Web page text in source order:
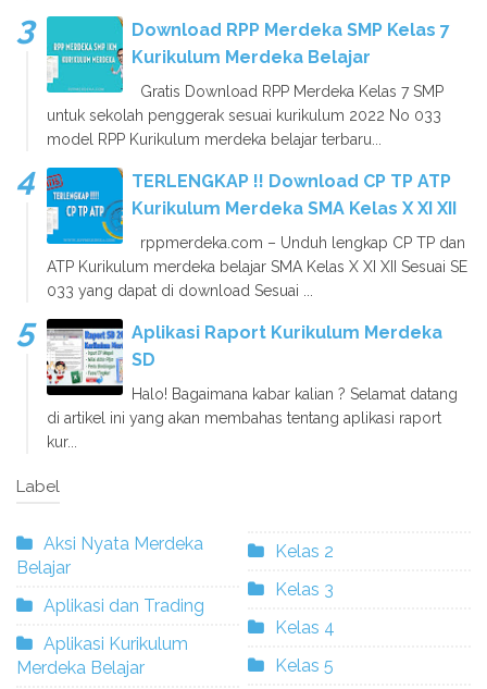
Download RPP Merdeka SMP Kelas 7
Kurikulum Merdeka Belajar
Gratis Download RPP Merdeka Kelas 7 SMP
untuk sekolah penggerak sesuai kurikulum 2022 No 033
model RPP Kurikulum merdeka belajar terbaru...
TERLENGKAP !! Download CP TP ATP
Kurikulum Merdeka SMA Kelas X XI XII
rppmerdeka.com – Unduh lengkap CP TP dan
ATP Kurikulum merdeka belajar SMA Kelas X XI XII Sesuai SE
033 yang dapat di download Sesuai ...
Aplikasi Raport Kurikulum Merdeka
SD
Halo! Bagaimana kabar kalian ? Selamat datang
di artikel ini yang akan membahas tentang aplikasi raport
kur...
Label
Aksi Nyata Merdeka
Belajar
Aplikasi dan Trading
Aplikasi Kurikulum
Merdeka Belajar
Kelas 2
Kelas 3
Kelas 4
Kelas 5